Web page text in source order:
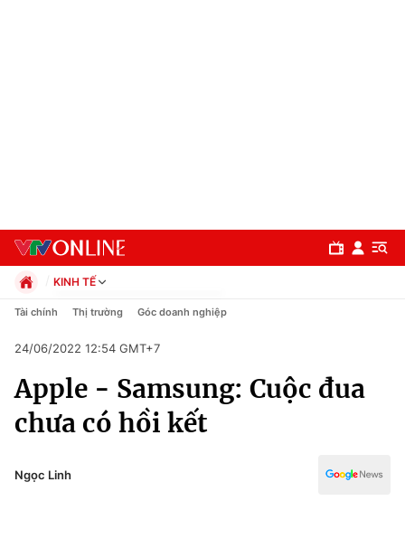
Chuyên mục
Chính trị
KINH TẾ
Chính trị
Pháp luật
Kinh tế
Thể thao
Truyền hình
Y tế
Tài chính Thị trường Góc doanh nghiệp
24/06/2022 12:54 GMT+7
Apple - Samsung: Cuộc đua
chưa có hồi kết
Ngọc Linh